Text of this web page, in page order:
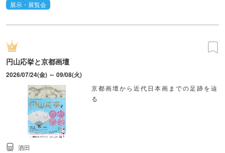
展示・展覧会
円山応挙と京都画壇
2026/07/24(金) ～ 09/08(火)
京都画壇から近代日本画までの足跡を辿
る
酒田